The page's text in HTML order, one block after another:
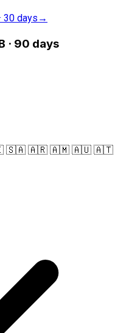
30 days →
· 90 days
🇸🇦 🇦🇷 🇦🇲 🇦🇺 🇦🇹